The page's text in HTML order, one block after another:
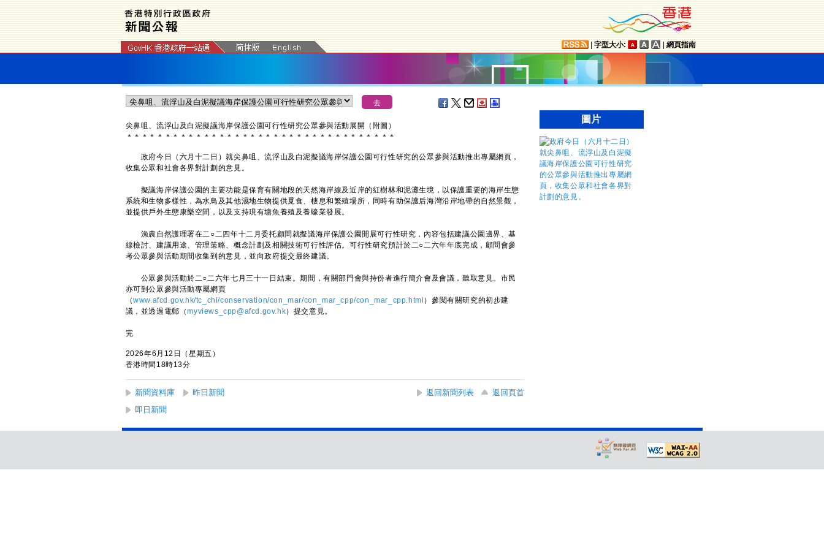
字型大小: 網頁指南
尖鼻咀、流浮山及白泥擬議海岸保護公園可行性研究公眾參與活動展開（附圖）
＊ ＊ ＊ ＊ ＊ ＊ ＊ ＊ ＊ ＊ ＊ ＊ ＊ ＊ ＊ ＊ ＊ ＊ ＊ ＊ ＊ ＊ ＊ ＊ ＊ ＊ ＊ ＊ ＊ ＊ ＊ ＊ ＊ ＊ ＊
政府今日（六月十二日）就尖鼻咀、流浮山及白泥擬議海岸保護公園可行性研究的公眾參與活動推出專屬網頁，
收集公眾和社會各界對計劃的意見。
擬議海岸保護公園的主要功能是保育有關地段的天然海岸線及近岸的紅樹林和泥灘生境，以保護重要的海岸生態
系統和生物多樣性，為水鳥及其他濕地生物提供覓食、棲息和繁殖場所，同時有助保護后海灣沿岸地帶的自然景觀，
並提供戶外生態康樂空間，以及支持現有塘魚養殖及養蠔業發展。
漁農自然護理署在二○二四年十二月委托顧問就擬議海岸保護公園開展可行性研究，內容包括建議公園邊界、基
線檢討、建議用途、管理策略、概念計劃及相關技術可行性評估。可行性研究預計於二○二六年年底完成，顧問會參
考公眾參與活動期間收集到的意見，並向政府提交最終建議。
公眾參與活動於二○二六年七月三十一日結束。期間，有關部門會與持份者進行簡介會及會議，聽取意見。市民
亦可到公眾參與活動專屬網頁
（www.afcd.gov.hk/tc_chi/conservation/con_mar/con_mar_cpp/con_mar_cpp.html ）參閱有關研究的初步建
議，並透過電郵（myviews_cpp@afcd.gov.hk）提交意見。
完
2026年6月12日（星期五）
香港時間18時13分
新聞資料庫 昨日新聞 返回新聞列表
返回頁首
即日新聞
圖片